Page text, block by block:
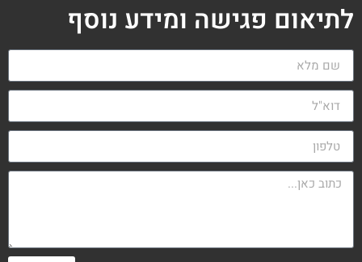
לתיאום פגישה ומידע נוסף